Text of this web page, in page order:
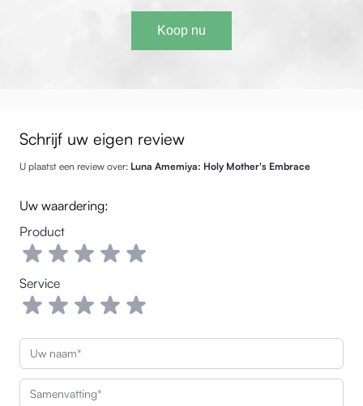
Koop nu
Schrijf uw eigen review
U plaatst een review over: Luna Amemiya: Holy Mother's Embrace
Uw waardering:
Product
Service
Uw naam
Samenvatting